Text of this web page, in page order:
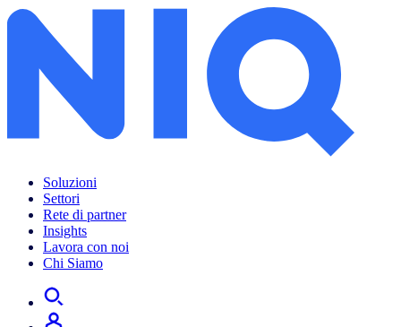
Soluzioni
Settori
Rete di partner
Insights
Lavora con noi
Chi Siamo